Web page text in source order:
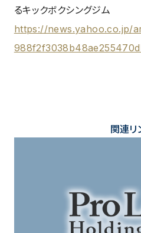
るキックボクシングジム
https://news.yahoo.co.jp/
関連リ